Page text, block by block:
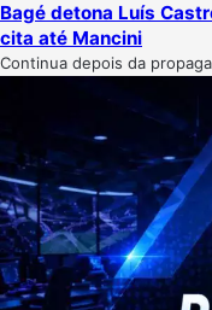
Bagé detona Luís
cita até Mancini
Continua depois da